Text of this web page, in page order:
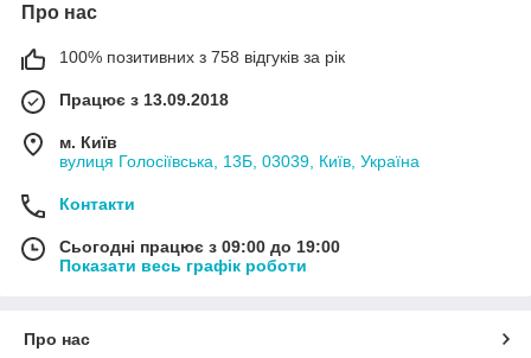
Про нас
100% позитивних з 758 відгуків за рік
Працює з 13.09.2018
м. Київ
вулиця Голосіївська, 13Б, 03039, Київ, Україна
Контакти
Сьогодні працює з 09:00 до 19:00
Показати весь графік роботи
Про нас